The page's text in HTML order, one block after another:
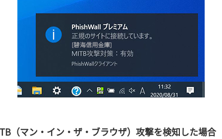
（マン・イン・ザ・ブラウザ）攻撃を検知した場合